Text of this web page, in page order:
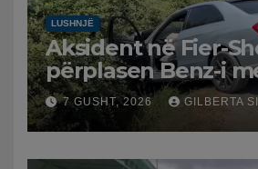
LUSHNJË
Aksident në Fier-
përplasen Benz-i
furgonin, plagoset
moshuar
7 GUSHT, 2026 GILBERTA